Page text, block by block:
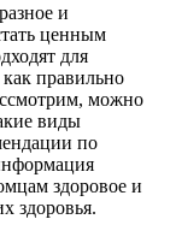
и
ценным
для
правильно
можно
виды
по
здоровое и
здоровья.